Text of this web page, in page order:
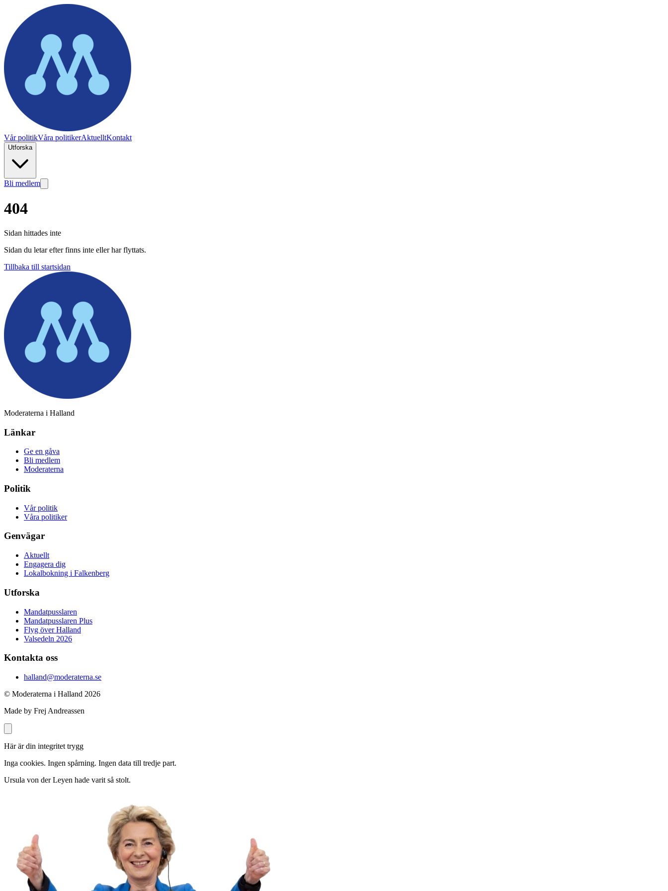
Vår politikVåra politikerAktuelltKontakt
Utforska
Bli medlem
404
Sidan hittades inte
Sidan du letar efter finns inte eller har flyttats.
Tillbaka till startsidan
Moderaterna i Halland
Länkar
Ge en gåva
Bli medlem
Moderaterna
Politik
Vår politik
Våra politiker
Genvägar
Aktuellt
Engagera dig
Lokalbokning i Falkenberg
Utforska
Mandatpusslaren
Mandatpusslaren Plus
Flyg över Halland
Valsedeln 2026
Kontakta oss
halland@moderaterna.se
© Moderaterna i Halland 2026
Made by Frej Andreassen
Här är din integritet trygg
Inga cookies. Ingen spårning. Ingen data till tredje part.
Ursula von der Leyen hade varit så stolt.